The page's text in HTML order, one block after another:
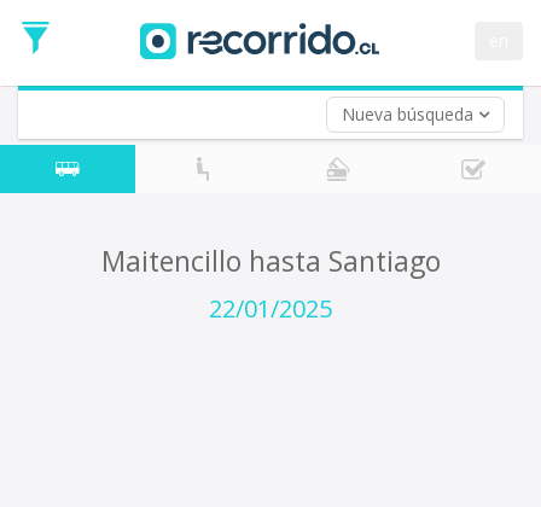
Nueva búsqueda
de
Ida
Vuelta (opcional)
Fecha
de
Maitencillo hasta Santiago
22/01/2025